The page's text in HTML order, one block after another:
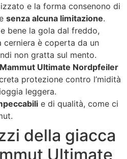
e la forma consenono di
senza alcuna limitazione.
bene la gola dal freddo,
cerniera è coperta da un
non gratta sul mento.
Mammut Ultimate Nordpfeiler
protezione contro l’midità
leggera.
e di qualità, come ci
della giacca
Ultimate